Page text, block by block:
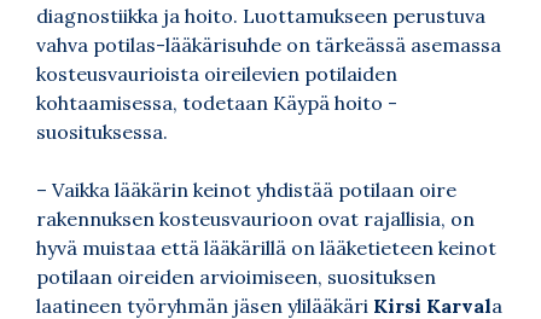
diagnostiikka ja hoito. Luottamukseen perustuva
vahva potilas-lääkärisuhde on tärkeässä asemassa
kosteusvaurioista oireilevien potilaiden
kohtaamisessa, todetaan Käypä hoito -
suosituksessa.
– Vaikka lääkärin keinot yhdistää potilaan oire
rakennuksen kosteusvaurioon ovat rajallisia, on
hyvä muistaa että lääkärillä on lääketieteen keinot
potilaan oireiden arvioimiseen, suosituksen
laatineen työryhmän jäsen ylilääkäri Kirsi Karvala